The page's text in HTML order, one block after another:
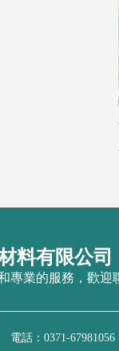
料有限公司
專業的服務，歡迎
電話：0371-67981056